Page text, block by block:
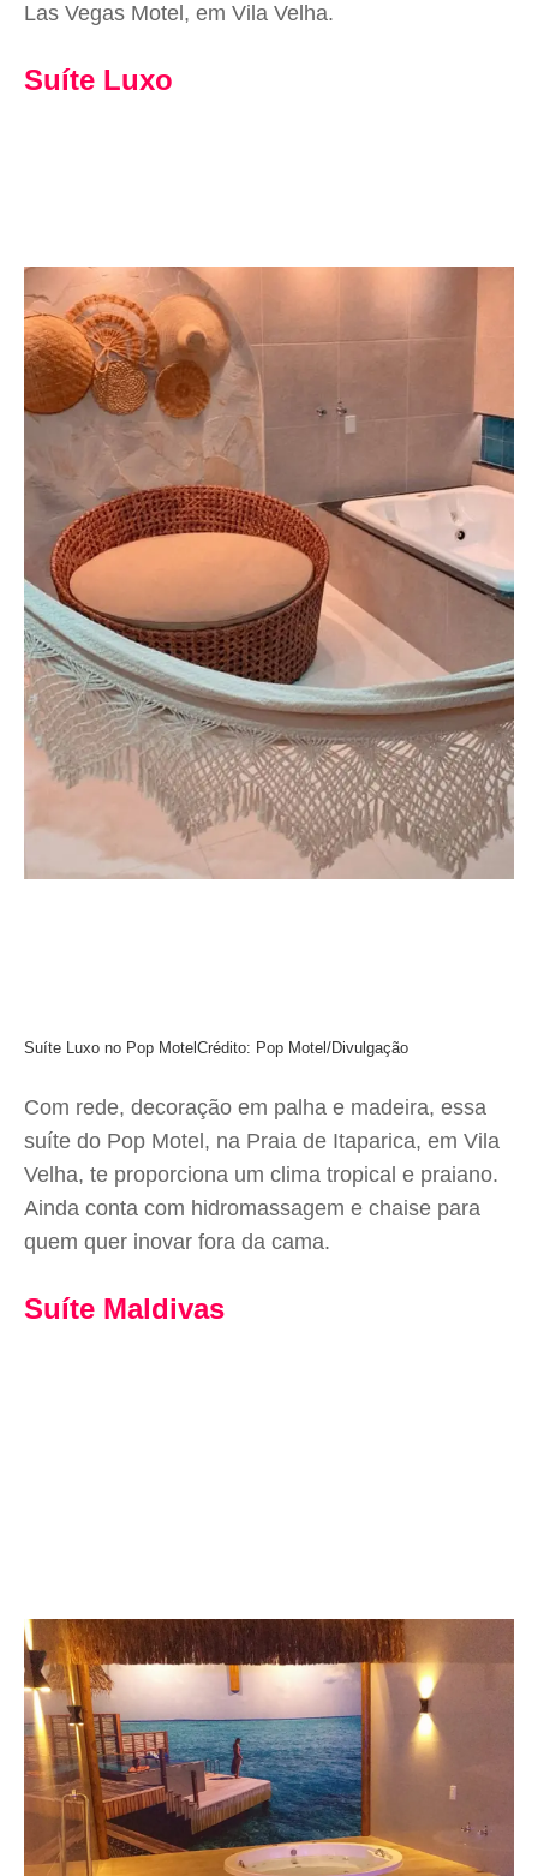
Las Vegas Motel, em Vila Velha.
Suíte Luxo
Suíte Luxo no Pop Motel Crédito: Pop Motel/Divulgação
Com rede, decoração em palha e madeira, essa
suíte do Pop Motel, na Praia de Itaparica, em Vila
Velha, te proporciona um clima tropical e praiano.
Ainda conta com hidromassagem e chaise para
quem quer inovar fora da cama.
Suíte Maldivas